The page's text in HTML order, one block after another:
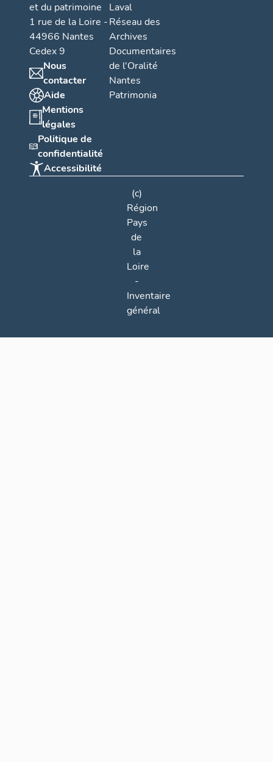
et du patrimoine
1 rue de la Loire -
44966 Nantes
Cedex 9
Nous
contacter
Aide
Mentions
légales
Politique de
confidentialité
Accessibilité
Laval
Réseau des
Archives
Documentaires
de l'Oralité
Nantes
Patrimonia
(c)
Région
Pays
de
la
Loire
-
Inventaire
général